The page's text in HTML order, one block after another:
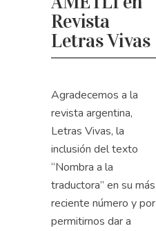
Revista
Letras Vivas
Agradecemos a la
revista argentina,
Letras Vivas, la
inclusión del texto
“Nombra a la
traductora” en su más
reciente número y por
permitirnos dar a